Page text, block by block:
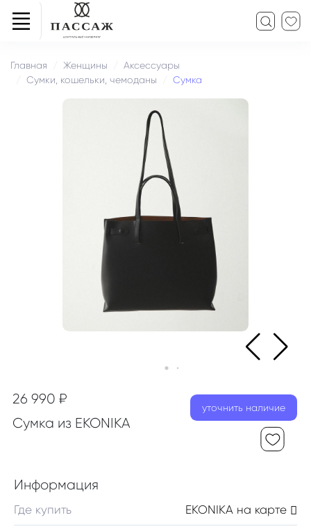
Главная Женщины
Аксессуары
Сумки, кошельки, чемоданы
Сумка
26 990 ₽
Сумка из EKONIKA
уточнить наличие
Информация
EKONIKA на карте
Где купить